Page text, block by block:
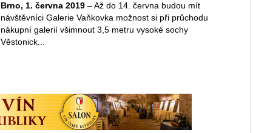
Brno, 1. června 2019 – Až do 14. června budou mít
návštěvníci Galerie Vaňkovka možnost si při průchodu
nákupní galerií všimnout 3,5 metru vysoké sochy
Věstonick...